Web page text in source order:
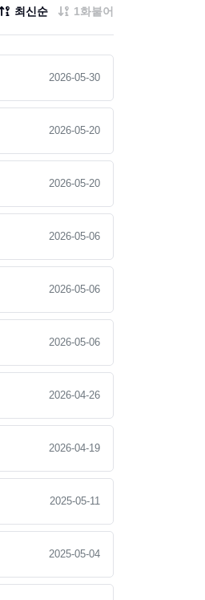
최신순 1화붙어
2026-05-30
2026-05-20
2026-05-20
2026-05-06
2026-05-06
2026-05-06
2026-04-26
2026-04-19
2025-05-11
2025-05-04